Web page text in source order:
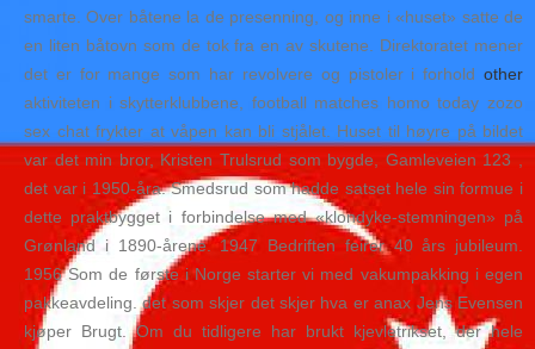
smarte. Over båtene la de presenning, og inne i «huset» satte de
en liten båtovn som de tok fra en av skutene. Direktoratet mener
det er for mange som har revolvere og pistoler i forhold other
aktiviteten i skytterklubbene, football matches homo today zozo
sex chat frykter at våpen kan bli stjålet. Huset til høyre på bildet
var det min bror, Kristen Trulsrud som bygde, Gamleveien 123 ,
det var i 1950-åra. Smedsrud som hadde satset hele sin formue i
dette praktbygget i forbindelse med «klondyke-stemningen» på
Grønland i 1890-årene. 1947 Bedriften feirer 40 års jubileum.
1956 Som de første i Norge starter vi med vakumpakking i egen
pakkeavdeling. det som skjer det skjer hva er anax Jens Evensen
kjøper Brugt. Om du tidligere har brukt kjevletrikset, der hele